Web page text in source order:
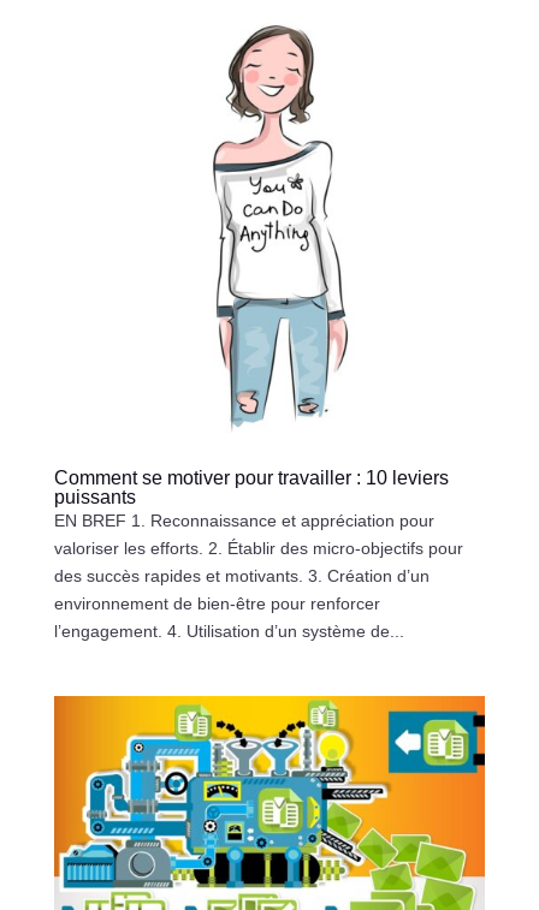
Comment se motiver pour travailler : 10 leviers
puissants
EN BREF 1. Reconnaissance et appréciation pour
valoriser les efforts. 2. Établir des micro-objectifs pour
des succès rapides et motivants. 3. Création d’un
environnement de bien-être pour renforcer
l’engagement. 4. Utilisation d’un système de...